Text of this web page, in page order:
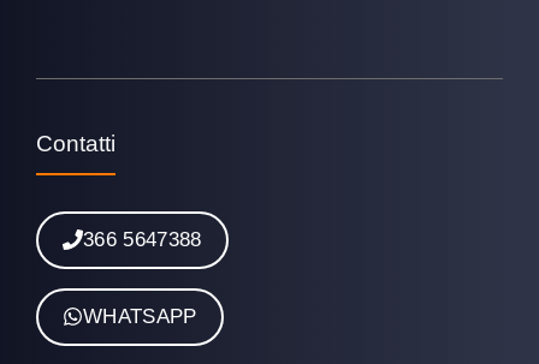
Contatti
366 5647388
WHATSAPP